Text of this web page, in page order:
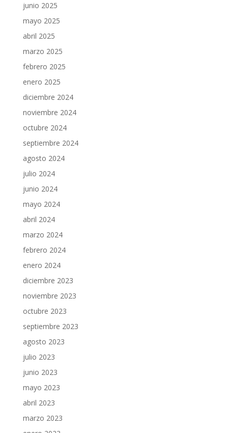
junio 2025
mayo 2025
abril 2025
marzo 2025
febrero 2025
enero 2025
diciembre 2024
noviembre 2024
octubre 2024
septiembre 2024
agosto 2024
julio 2024
junio 2024
mayo 2024
abril 2024
marzo 2024
febrero 2024
enero 2024
diciembre 2023
noviembre 2023
octubre 2023
septiembre 2023
agosto 2023
julio 2023
junio 2023
mayo 2023
abril 2023
marzo 2023